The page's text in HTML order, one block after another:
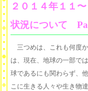
２０１４年１１
状況について
三つめは、これも何度
は、現在、地球の一部で
球であるにも関わらず、
こに生きる人々や生き物